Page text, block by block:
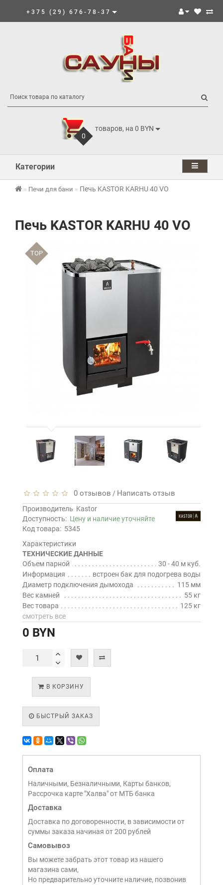
+375 (29) 676-78-37
0
товаров, на 0 BYN
Категории
Печи для бани Печь KASTOR KARHU 40 VO
Печь KASTOR KARHU 40 VO
TOP
0 отзывов / Написать отзыв
Производитель Kastor
Доступность: Цену и наличие уточняйте
Код товара: 5345
Характеристики
ТЕХНИЧЕСКИЕ ДАННЫЕ
Объем парной
30 - 40 м куб.
Информация
встроен бак для подогрева воды
Диаметр подключения дымохода
115 мм
Вес камней
55 кг
Вес товара
125 кг
смотреть все
0 BYN
В КОРЗИНУ
БЫСТРЫЙ ЗАКАЗ
Оплата
Наличными, Безналичными, Карты банков,
Рассрочка карте "Халва" от МТБ банка
Доставка
Доставка по договоренности, в зависимости от
суммы заказа начиная от 200 рублей
Самовывоз
Вы можете забрать этот товар из нашего
магазина сами,
Но предварительно уточните наличие, позвонив